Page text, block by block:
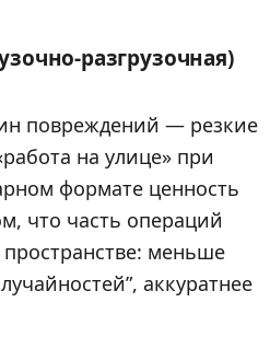
разгрузочная)
повреждений — резкие
на улице» при
формате ценность
что часть операций
меньше
аккуратнее